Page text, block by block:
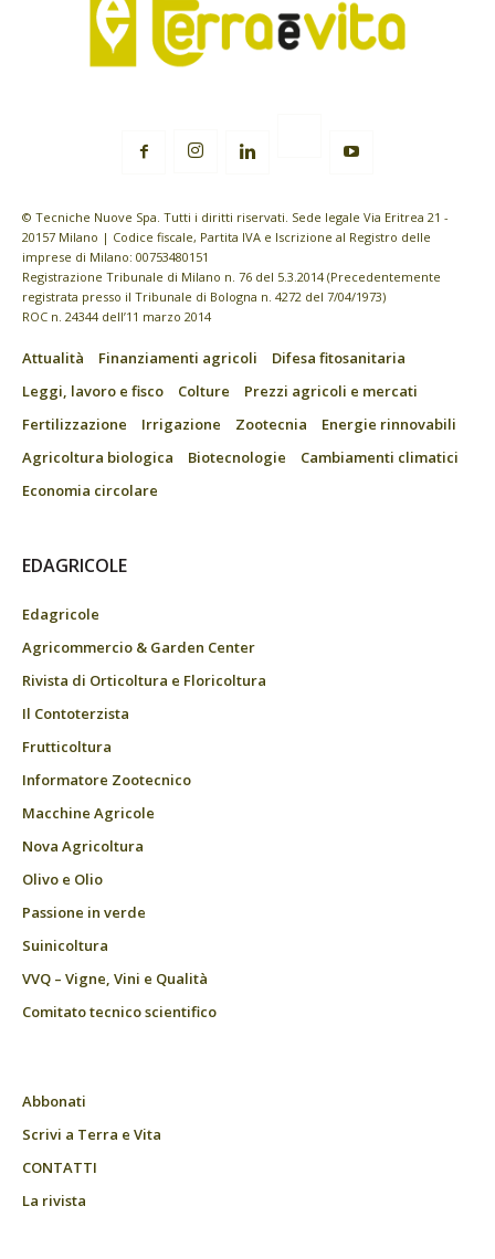
© Tecniche Nuove Spa. Tutti i diritti riservati. Sede legale Via Eritrea 21 -
20157 Milano | Codice fiscale, Partita IVA e Iscrizione al Registro delle
imprese di Milano: 00753480151
Registrazione Tribunale di Milano n. 76 del 5.3.2014 (Precedentemente
registrata presso il Tribunale di Bologna n. 4272 del 7/04/1973)
ROC n. 24344 dell’11 marzo 2014
Attualità Finanziamenti agricoli
Difesa fitosanitaria
Leggi, lavoro e fisco
Colture
Prezzi agricoli e mercati
Fertilizzazione
Irrigazione Zootecnia
Energie rinnovabili
Agricoltura biologica
Biotecnologie
Cambiamenti climatici
Economia circolare
EDAGRICOLE
Edagricole
Agricommercio & Garden Center
Rivista di Orticoltura e Floricoltura
Il Contoterzista
Frutticoltura
Informatore Zootecnico
Macchine Agricole
Nova Agricoltura
Olivo e Olio
Passione in verde
Suinicoltura
VVQ – Vigne, Vini e Qualità
Comitato tecnico scientifico
Abbonati
Scrivi a Terra e Vita
CONTATTI
La rivista